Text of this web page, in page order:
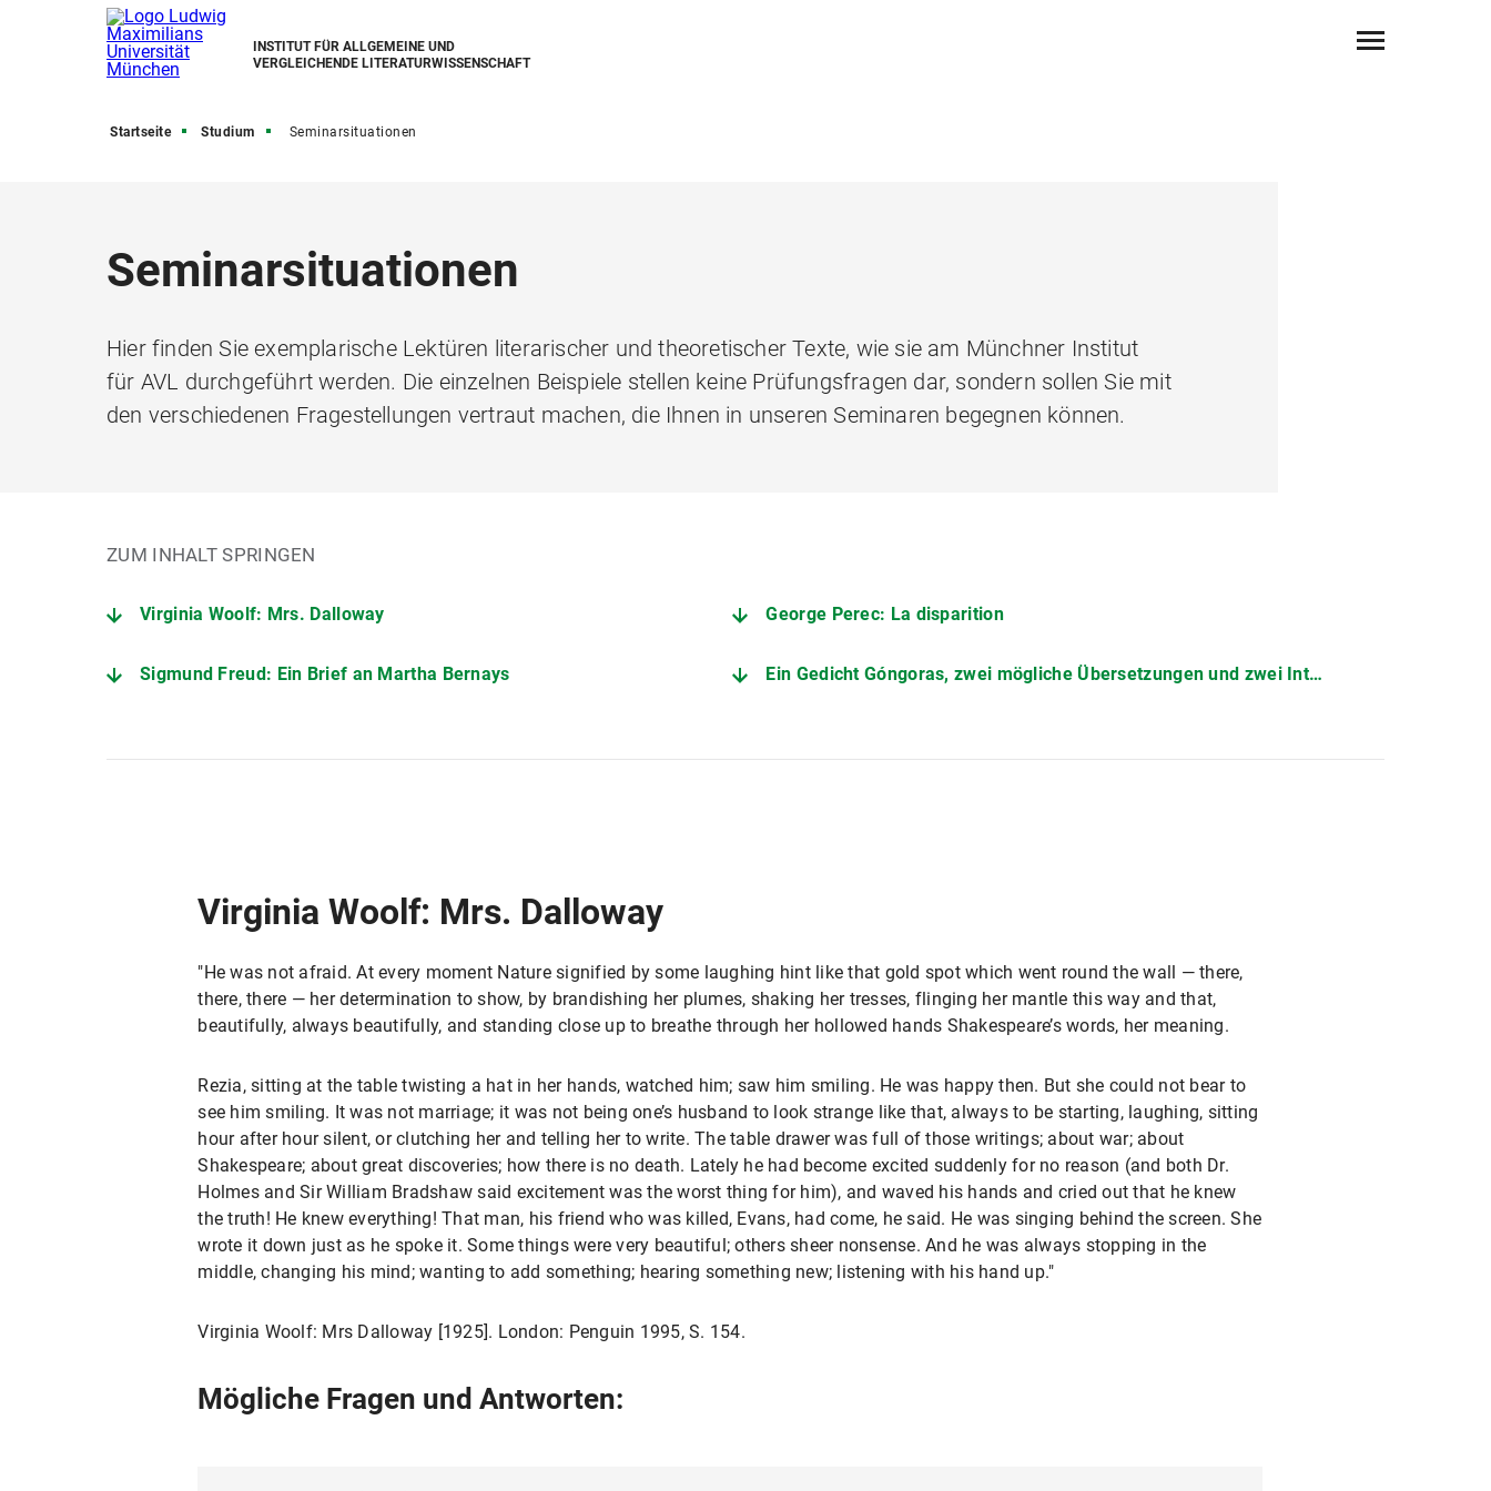
INSTITUT FÜR ALLGEMEINE UND
VERGLEICHENDE LITERATURWISSENSCHAFT
Startseite Studium Seminarsituationen
Seminarsituationen
Hier finden Sie exemplarische Lektüren literarischer und theoretischer Texte, wie sie am Münchner Institut
für AVL durchgeführt werden. Die einzelnen Beispiele stellen keine Prüfungsfragen dar, sondern sollen Sie mit
den verschiedenen Fragestellungen vertraut machen, die Ihnen in unseren Seminaren begegnen können.
ZUM INHALT SPRINGEN
Virginia Woolf: Mrs. Dalloway George Perec: La disparition
Sigmund Freud: Ein Brief an Martha Bernays Ein Gedicht Góngoras, zwei mögliche Übersetzungen und zwei Intertexte.
Virginia Woolf: Mrs. Dalloway
"He was not afraid. At every moment Nature signified by some laughing hint like that gold spot which went round the wall — there,
there, there — her determination to show, by brandishing her plumes, shaking her tresses, flinging her mantle this way and that,
beautifully, always beautifully, and standing close up to breathe through her hollowed hands Shakespeare’s words, her meaning.
Rezia, sitting at the table twisting a hat in her hands, watched him; saw him smiling. He was happy then. But she could not bear to
see him smiling. It was not marriage; it was not being one’s husband to look strange like that, always to be starting, laughing, sitting
hour after hour silent, or clutching her and telling her to write. The table drawer was full of those writings; about war; about
Shakespeare; about great discoveries; how there is no death. Lately he had become excited suddenly for no reason (and both Dr.
Holmes and Sir William Bradshaw said excitement was the worst thing for him), and waved his hands and cried out that he knew
the truth! He knew everything! That man, his friend who was killed, Evans, had come, he said. He was singing behind the screen. She
wrote it down just as he spoke it. Some things were very beautiful; others sheer nonsense. And he was always stopping in the
middle, changing his mind; wanting to add something; hearing something new; listening with his hand up."
Virginia Woolf: Mrs Dalloway [1925]. London: Penguin 1995, S. 154.
Mögliche Fragen und Antworten: